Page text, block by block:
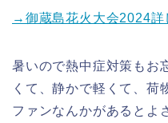
→御蔵島花火大会2024詳
暑いので熱中症対策もお
くて、静かで軽くて、荷
ファンなんかがあるとよ